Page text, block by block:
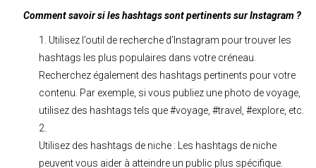
Comment savoir si les hashtags sont pertinents sur Instagram ?
Utilisez l’outil de recherche d’Instagram pour trouver les
hashtags les plus populaires dans votre créneau.
Recherchez également des hashtags pertinents pour votre
contenu. Par exemple, si vous publiez une photo de voyage,
utilisez des hashtags tels que #voyage, #travel, #explore, etc.
Utilisez des hashtags de niche : Les hashtags de niche
peuvent vous aider à atteindre un public plus spécifique.